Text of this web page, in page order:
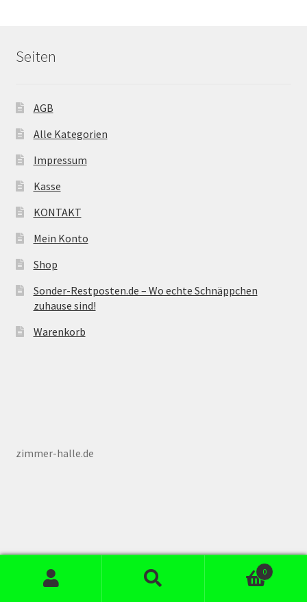
Seiten
AGB
Alle Kategorien
Impressum
Kasse
KONTAKT
Mein Konto
Shop
Sonder-Restposten.de – Wo echte Schnäppchen
zuhause sind!
Warenkorb
zimmer-halle.de
0